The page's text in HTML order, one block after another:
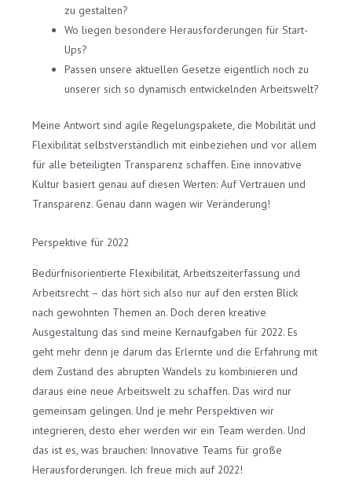
zu gestalten?
Wo liegen besondere Herausforderungen für Start-
Ups?
Passen unsere aktuellen Gesetze eigentlich noch zu
unserer sich so dynamisch entwickelnden Arbeitswelt?
Meine Antwort sind agile Regelungspakete, die Mobilität und
Flexibilität selbstverständlich mit einbeziehen und vor allem
für alle beteiligten Transparenz schaffen. Eine innovative
Kultur basiert genau auf diesen Werten: Auf Vertrauen und
Transparenz. Genau dann wagen wir Veränderung!
Perspektive für 2022
Bedürfnisorientierte Flexibilität, Arbeitszeiterfassung und
Arbeitsrecht – das hört sich also nur auf den ersten Blick
nach gewohnten Themen an. Doch deren kreative
Ausgestaltung das sind meine Kernaufgaben für 2022. Es
geht mehr denn je darum das Erlernte und die Erfahrung mit
dem Zustand des abrupten Wandels zu kombinieren und
daraus eine neue Arbeitswelt zu schaffen. Das wird nur
gemeinsam gelingen. Und je mehr Perspektiven wir
integrieren, desto eher werden wir ein Team werden. Und
das ist es, was brauchen: Innovative Teams für große
Herausforderungen. Ich freue mich auf 2022!